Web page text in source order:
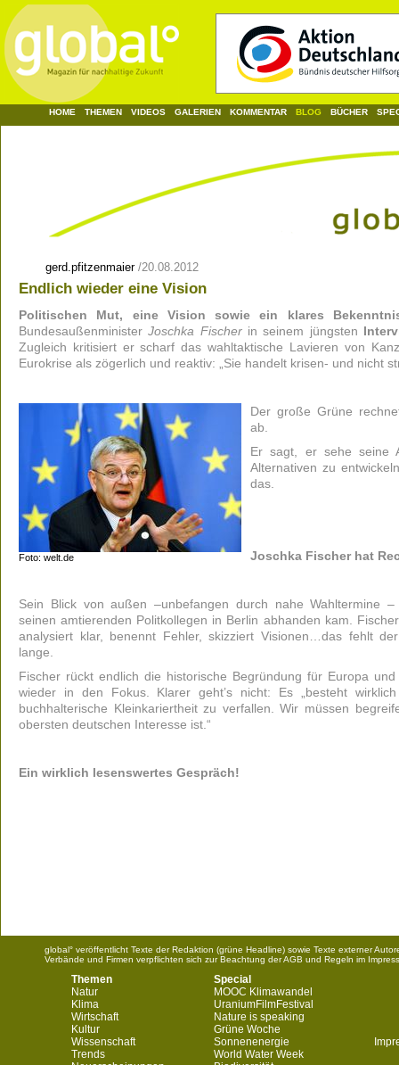
HOME THEMEN VIDEOS GALERIEN KOMMENTAR BLOG BÜCHER
gerd.pfitzenmaier /20.08.2012
Endlich wieder eine Vision
Politischen Mut, eine Vision sowie ein klares
BundesaußenministerJoschka Fischerin seinem jüngsten
Zugleich kritisiert er scharf das wahltaktische Lavieren von
Eurokrise als zögerlich und reaktiv: „Sie handelt krisen- und nicht
Foto: welt.de
Der große Grüne
ab.
Er sagt, er sehe seine
Alternativen zu
das.
Joschka Fischer hat
Sein Blick von außen –unbefangen durch nahe Wahltermine
seinen amtierenden Politkollegen in Berlin abhanden kam.
analysiert klar, benennt Fehler, skizziert Visionen…das fehlt
lange.
Fischer rückt endlich die historische Begründung für Europa
wieder in den Fokus. Klarer geht’s nicht: Es „besteht
buchhalterische Kleinkariertheit zu verfallen. Wir müssen
obersten deutschen Interesse ist.“
Ein wirklich lesenswertes Gespräch!
global° veröffentlicht Texte der Redaktion (grüne Headline) sowie Texte externer
Verbände und Firmen verpflichten sich zur Beachtung der AGB und Regeln im
Themen
Natur
Klima
Wirtschaft
Kultur
Wissenschaft
Trends
Special
MOOC Klimawandel
UraniumFilmFestival
Nature is speaking
Grüne Woche
Sonnenenergie
World Water Week